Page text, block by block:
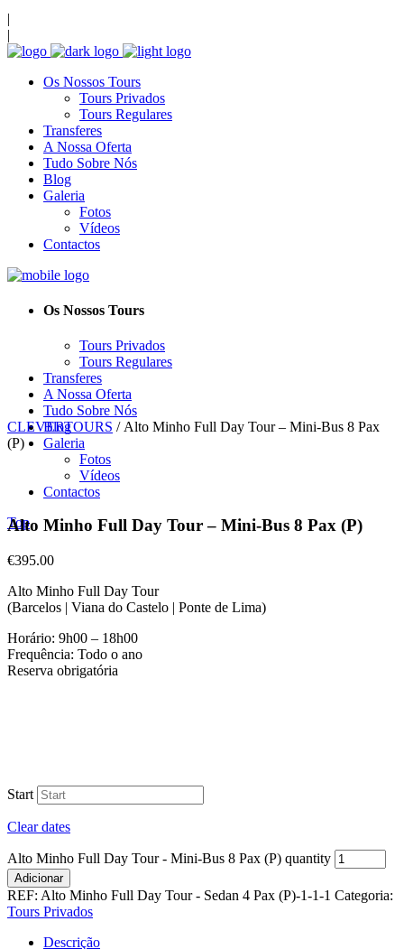
|
|
Os Nossos Tours
Tours Privados
Tours Regulares
Transferes
A Nossa Oferta
Tudo Sobre Nós
Blog
Galeria
Fotos
Vídeos
Contactos
Os Nossos Tours
Tours Privados
Tours Regulares
Transferes
A Nossa Oferta
Tudo Sobre Nós
Blog
Galeria
Fotos
Vídeos
Contactos
Top
CLEVERTOURS / Alto Minho Full Day Tour – Mini-Bus 8 Pax
(P)
Alto Minho Full Day Tour – Mini-Bus 8 Pax (P)
€395.00
Alto Minho Full Day Tour
(Barcelos | Viana do Castelo | Ponte de Lima)
Horário: 9h00 – 18h00
Frequência: Todo o ano
Reserva obrigatória
Start
Clear dates
Alto Minho Full Day Tour - Mini-Bus 8 Pax (P) quantity
Adicionar
REF: Alto Minho Full Day Tour - Sedan 4 Pax (P)-1-1-1 Categoria:
Tours Privados
Descrição